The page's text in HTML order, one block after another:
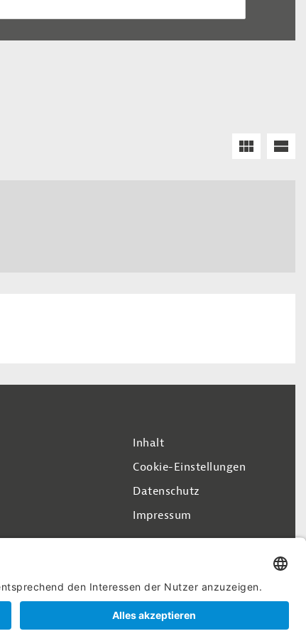
Inhalt
Cookie-Einstellungen
Datenschutz
Impressum